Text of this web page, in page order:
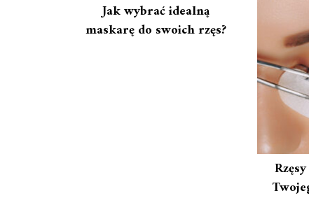
Jak wybrać idealną
maskarę do swoich rzęs?